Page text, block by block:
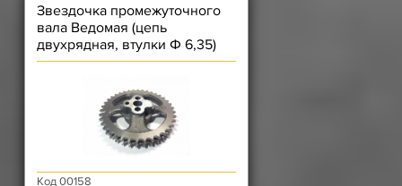
Звездочка промежуточного
вала Ведомая (цепь
двухрядная, втулки Ф 6,35)
ЗМЗ-406, ЗМЗ-514
Код 00158